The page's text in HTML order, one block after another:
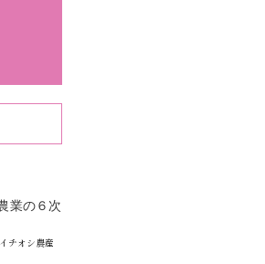
業の６次
チオシ農産